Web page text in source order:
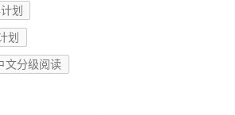
划
划
文分级阅读